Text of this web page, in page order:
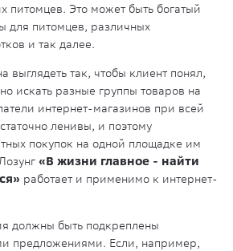
питомцев. Это может быть богатый
для питомцев, различных
и так далее.
выглядеть так, чтобы клиент понял,
искать разные группы товаров на
интернет-магазинов при всей
ленивы, и поэтому
покупок на одной площадке им
«В жизни главное - найти
работает и применимо к интернет-
должны быть подкреплены
предложениями. Если, например,